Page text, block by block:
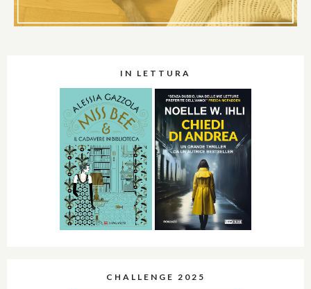
IN LETTURA
CHALLENGE 2025